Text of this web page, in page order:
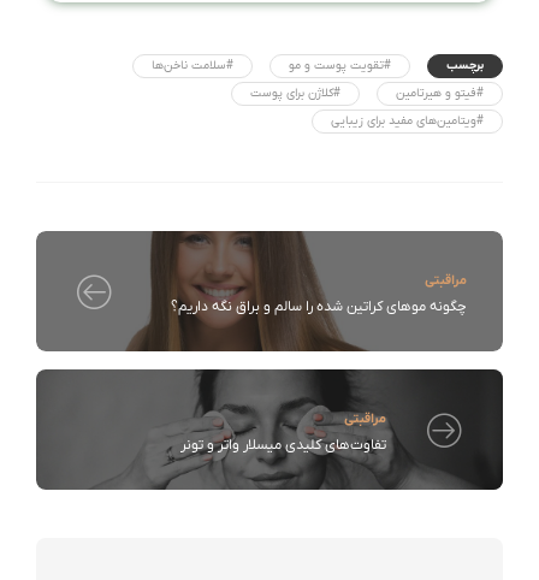
برچسب #تقویت پوست و مو
#سلامت ناخن‌ها
#فیتو و هیرتامین
#کلاژن برای پوست
#ویتامین‌های مفید برای زیبایی
مراقبتی
چگونه موهای کراتین شده را سالم و براق نگه داریم؟
مراقبتی
تفاوت‌های کلیدی میسلار واتر و تونر